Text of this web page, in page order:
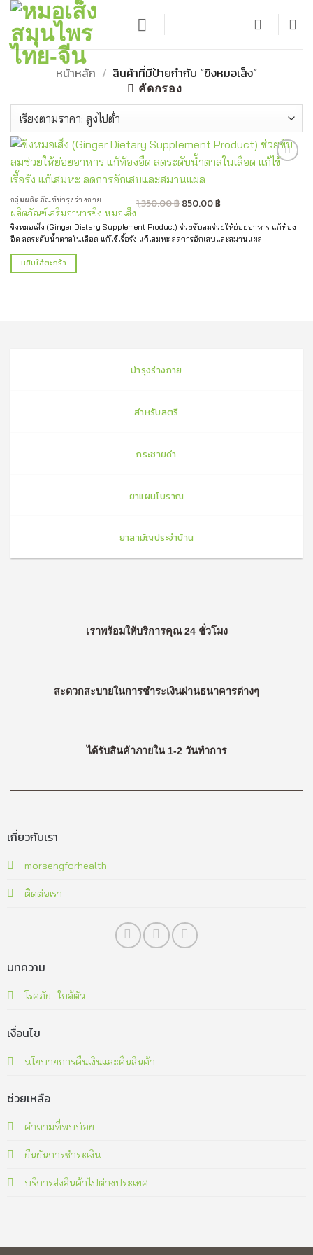
ข้าม
ยัง
เนื้อหา
หน้าหลัก / สินค้าที่มีป้ายกำกับ “ขิงหมอเส็ง”
คัดกรอง
กลุ่มผลิตภัณฑ์บำรุงร่างกาย
ผลิตภัณฑ์เสริมอาหารขิง หมอเส็ง
1,350.00฿ Original
was:
1,350.00 ฿.
850.00฿Current
is:
850.00 ฿.
ขิงหมอเส็ง (Ginger Dietary Supplement Product) ช่วยขับลมช่วยให้ย่อยอาหาร แก้ท้อง
อืด ลดระดับน้ำตาลในเลือด แก้ไข้เรื้อรัง แก้เสมหะ ลดการอักเสบและสมานแผล
หยิบใส่ตะกร้า
บำรุงร่างกาย
สำหรับสตรี
กระชายดำ
ยาแผนโบราณ
ยาสามัญประจำบ้าน
เราพร้อมให้บริการคุณ 24 ชั่วโมง
สะดวกสะบายในการชำระเงินผ่านธนาคารต่างๆ
ได้รับสินค้าภายใน 1-2 วันทำการ
เกี่ยวกับเรา​
morsengforhealth
ติดต่อเรา
บทความ
โรคภัย...ใกล้ตัว
เงื่อนไข
นโยบายการคืนเงินและคืนสินค้า
ช่วยเหลือ
คำถามที่พบบ่อย
ยืนยันการชำระเงิน
บริการส่งสินค้าไปต่างประเทศ